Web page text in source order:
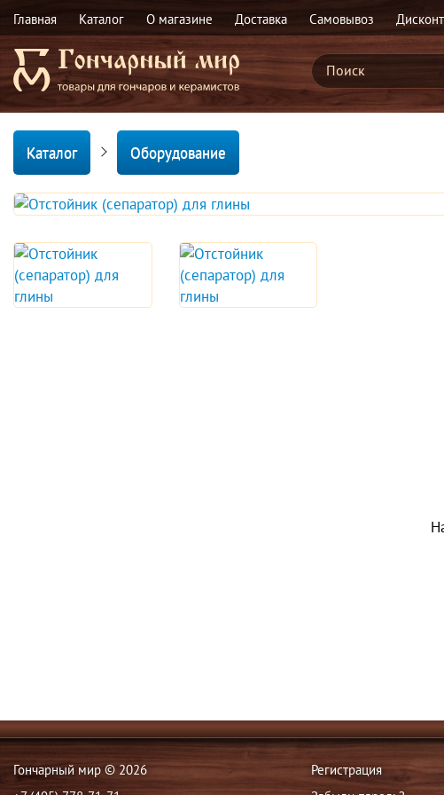
Главная Каталог О магазине Доставка Самовывоз
Каталог Оборудование
Гончарный мир © 2026
Регистрация